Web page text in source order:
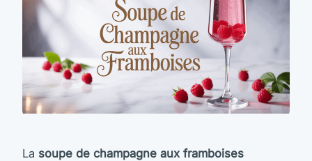
La soupe de champagne aux framboises